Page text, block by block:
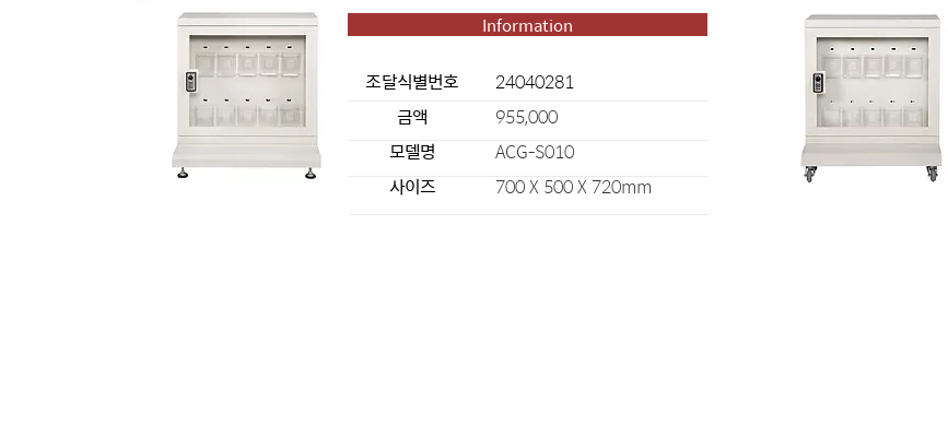
Information
조달식별번호
금액
모델명
사이즈
24040281
955,000
ACG-S010
700 X 500 X 720mm